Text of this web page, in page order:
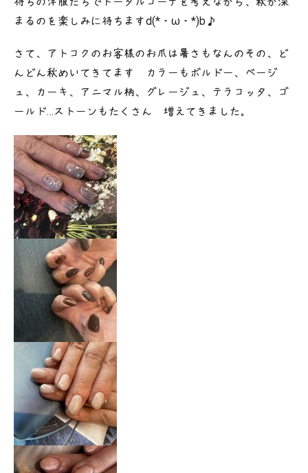
まるのを楽しみに待ちますd(*・ω・*)b♪
さて、アトコクのお客様のお爪は暑さもなんのその、ど
んどん秋めいてきてます❤︎カラーもボルドー、ベージ
ュ、カーキ、アニマル柄、グレージュ、テラコッタ、ゴ
ールド…ストーンもたくさん♡増えてきました。